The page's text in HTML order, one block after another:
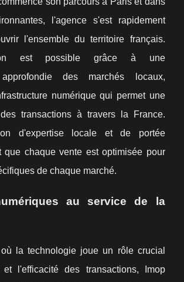
l'agence s'est rapidement
l'ensemble du territoire français.
est possible grâce à une
approfondie des marchés locaux,
numérique qui permet une
transactions à travers la France.
d'expertise locale et de portée
que chaque vente est optimisée pour
de chaque marché.
au service de la
la technologie joue un rôle crucial
l'efficacité des transactions, Imop